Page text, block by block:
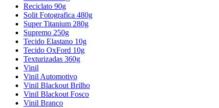
Reciclato 90g
Solit Fotografica 480g
Super Titanium 280g
Supremo 250g
Tecido Elastano 10g
Tecido OxFord 10g
Texturizadas 360g
Vinil
Vinil Automotivo
Vinil Blackout Brilho
Vinil Blackout Fosco
Vinil Branco